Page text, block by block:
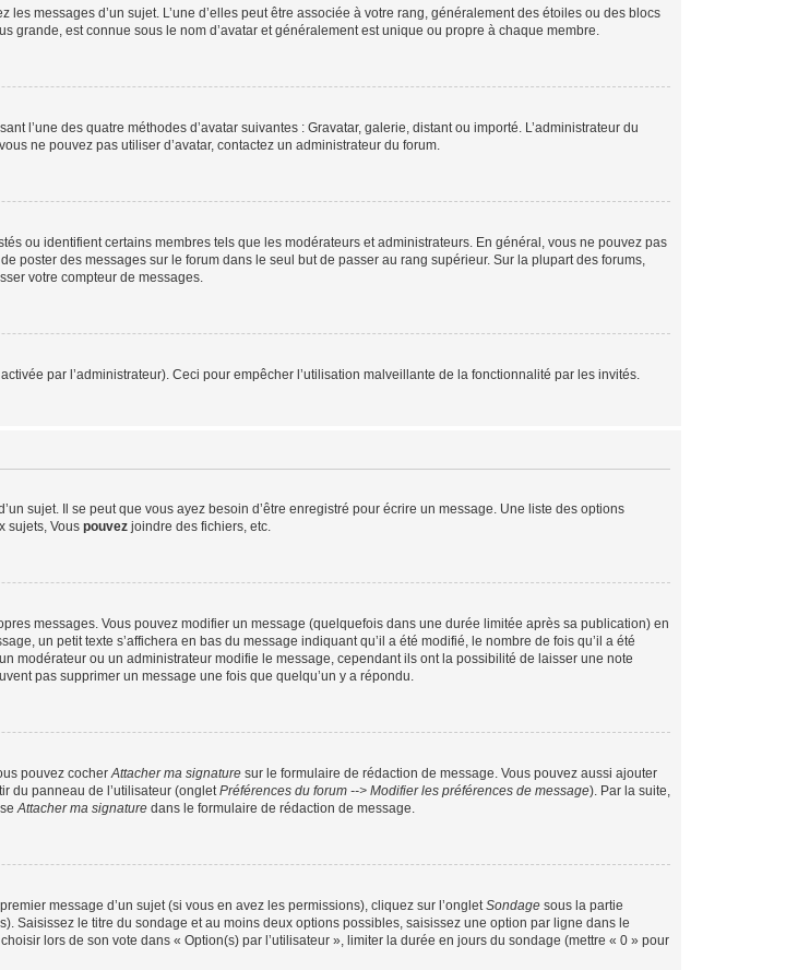
messages d’un sujet. L’une d’elles peut être associée à votre rang, généralement des étoiles ou des blocs
est connue sous le nom d’avatar et généralement est unique ou propre à chaque membre.
l’une des quatre méthodes d’avatar suivantes : Gravatar, galerie, distant ou importé. L’administrateur du
ne pouvez pas utiliser d’avatar, contactez un administrateur du forum.
ou identifient certains membres tels que les modérateurs et administrateurs. En général, vous ne pouvez pas
poster des messages sur le forum dans le seul but de passer au rang supérieur. Sur la plupart des forums,
votre compteur de messages.
par l’administrateur). Ceci pour empêcher l’utilisation malveillante de la fonctionnalité par les invités.
sujet. Il se peut que vous ayez besoin d’être enregistré pour écrire un message. Une liste des options
sujets, Vous pouvez joindre des fichiers, etc.
messages. Vous pouvez modifier un message (quelquefois dans une durée limitée après sa publication) en
un petit texte s’affichera en bas du message indiquant qu’il a été modifié, le nombre de fois qu’il a été
modérateur ou un administrateur modifie le message, cependant ils ont la possibilité de laisser une note
pas supprimer un message une fois que quelqu’un y a répondu.
pouvez cocherAttacher ma signature sur le formulaire de rédaction de message. Vous pouvez aussi ajouter
du panneau de l’utilisateur (ongletPréférences du forum --> Modifier les préférences de message). Par la suite,
Attacher ma signature dans le formulaire de rédaction de message.
message d’un sujet (si vous en avez les permissions), cliquez sur l’ongletSondage sous la partie
Saisissez le titre du sondage et au moins deux options possibles, saisissez une option par ligne dans le
lors de son vote dans « Option(s) par l’utilisateur », limiter la durée en jours du sondage (mettre « 0 » pour